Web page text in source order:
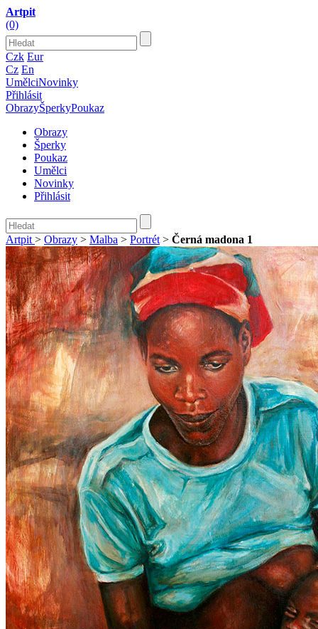
Artpit
(0)
Czk Eur
Cz En
UmělciNovinky
Přihlásit
ObrazyŠperkyPoukaz
Obrazy
Šperky
Poukaz
Umělci
Novinky
Přihlásit
Artpit > Obrazy > Malba > Portrét > Černá madona 1